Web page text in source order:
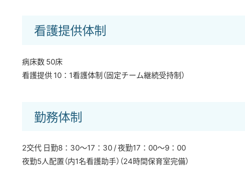
看護提供体制
病床数 50床
看護提供 10：1看護体制（固定チーム継続受持制）
勤務体制
2交代 日勤8：30〜17：30 / 夜勤17：00〜9：00
夜勤5人配置（内1名看護助手）（24時間保育室完備）